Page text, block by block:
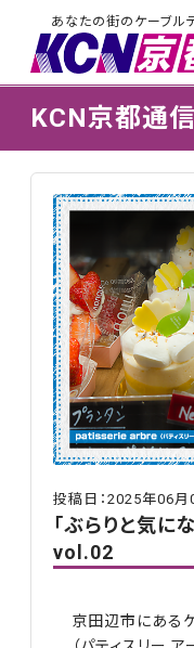
あなたの街のケーブル
KCN京都通信
投稿日：2025年06月
「ぶらりと気に
vol.02
京田辺市にある